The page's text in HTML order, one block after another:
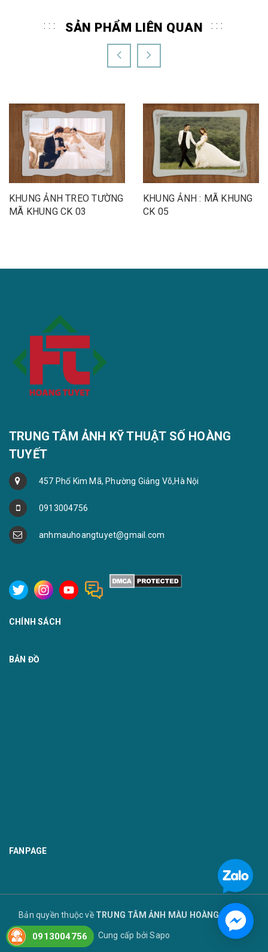
SẢN PHẨM LIÊN QUAN
KHUNG ẢNH TREO TƯỜNG
MÃ KHUNG CK 03
KHUNG ẢNH : MÃ KHUNG
CK 05
TRUNG TÂM ẢNH KỸ THUẬT SỐ HOÀNG
TUYẾT
457 Phố Kim Mã, Phường Giảng Võ,Hà Nội
0913004756
anhmauhoangtuyet@gmail.com
CHÍNH SÁCH
BẢN ĐỒ
FANPAGE
Bản quyền thuộc về TRUNG TÂM ẢNH MÀU HOÀNG TUYẾT
Cung cấp bởiSapo
0913004756